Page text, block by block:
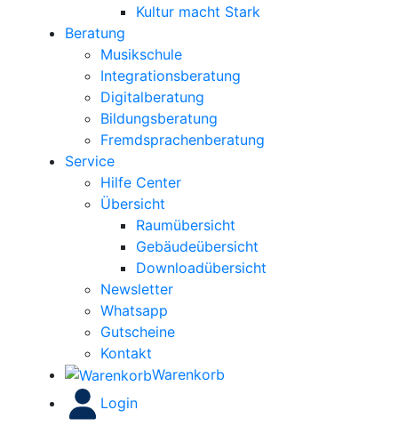
Kultur macht Stark
Beratung
Musikschule
Integrationsberatung
Digitalberatung
Bildungsberatung
Fremdsprachenberatung
Service
Hilfe Center
Übersicht
Raumübersicht
Gebäudeübersicht
Downloadübersicht
Newsletter
Whatsapp
Gutscheine
Kontakt
Warenkorb
Login